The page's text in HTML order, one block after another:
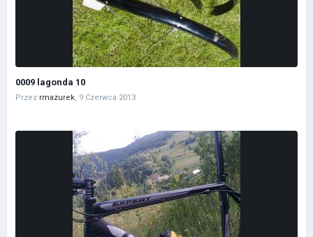
0009 lagonda 10
Przez rmazurek, 9 Czerwca 2013